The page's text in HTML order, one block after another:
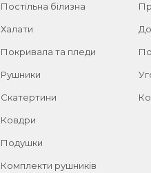
Постільна білизна
Халати
Покривала та пледи
Рушники
Скатертини
Ковдри
Подушки
Комплекти рушників